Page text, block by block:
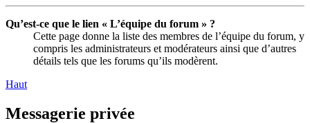
Qu’est-ce que le lien « L’équipe du forum » ?
Cette page donne la liste des membres de l’équipe du forum, y
compris les administrateurs et modérateurs ainsi que d’autres
détails tels que les forums qu’ils modèrent.
Haut
Messagerie privée